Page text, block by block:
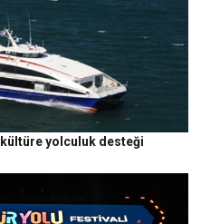
kültüre yolculuk desteği